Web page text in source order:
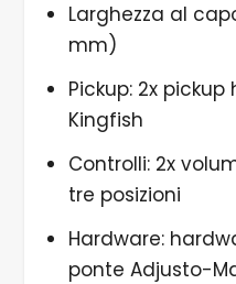
Larghezza al
mm)
Pickup: 2x
Kingfish
Controlli: 2x
tre posizioni
Hardware:
ponte Adjusto-